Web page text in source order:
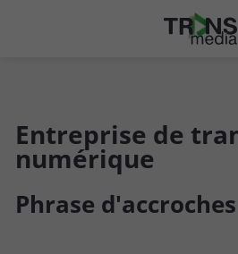
Entreprise de
numérique
Phrase